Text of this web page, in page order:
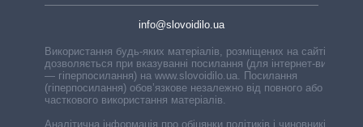
info@slovoidilo.ua
Використання будь-яких матеріалів, розміщених на сайті,
дозволяється при вказуванні посилання (для інтернет-видань
— гіперпосилання) на www.slovoidilo.ua. Посилання
(гіперпосилання) обов’язкове незалежно від повного або
часткового використання матеріалів.
Аналітична інформація про обіцянки політиків і чиновників,